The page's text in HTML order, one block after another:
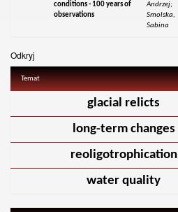
conditions - 100 years of
observations
Andrzej;
Smolska,
Sabina
Odkryj
Temat
glacial relicts
long-term changes
reoligotrophication
water quality